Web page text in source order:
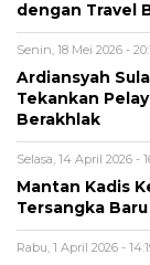
dengan Travel
Senin, 18 Mei 2026 -
Ardiansyah
Tekankan
Berakhlak
Selasa, 14 April 2026 -
Mantan Kadis
Tersangka
Rabu, 1 April 2026 -